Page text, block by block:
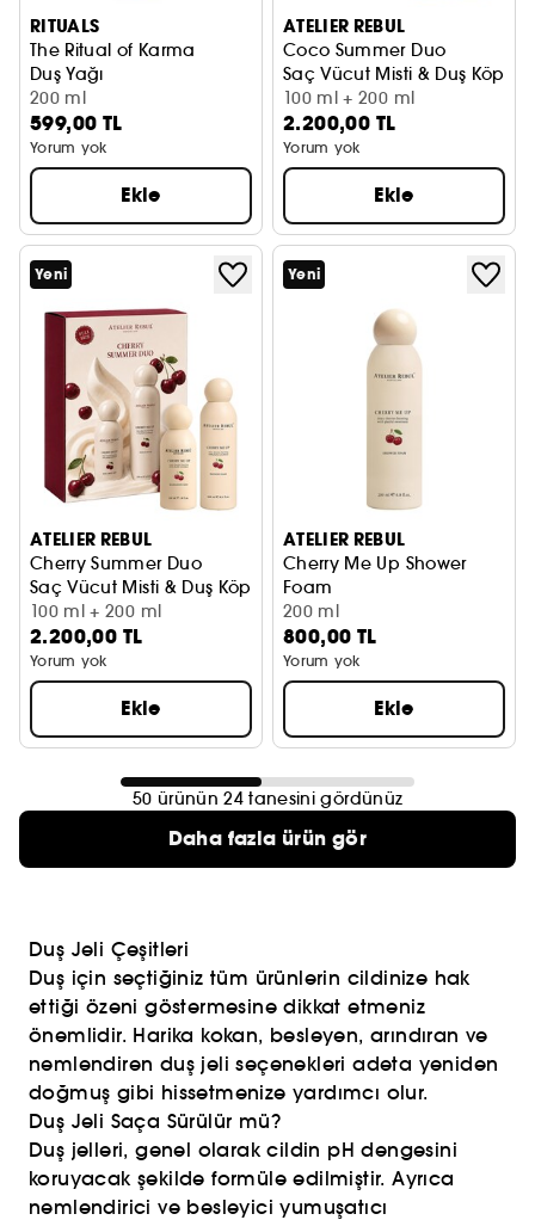
RITUALS
The Ritual of Karma
Duş Yağı
200 ml
599,00 TL
Yorum yok
Ekle
ATELIER REBUL
Coco Summer Duo
Saç Vücut Misti & Duş
100 ml + 200 ml
2.200,00 TL
Yorum yok
Ekle
Yeni
ATELIER REBUL
Cherry Summer Duo
Saç Vücut Misti & Duş Köpüğü Seti
100 ml + 200 ml
2.200,00 TL
Yorum yok
Ekle
Yeni
ATELIER REBUL
Cherry Me Up Shower
Foam
200 ml
800,00 TL
Yorum yok
Ekle
50 ürünün 24 tanesini gördünüz
Daha fazla ürün gör
Duş Jeli Çeşitleri
Duş için seçtiğiniz tüm ürünlerin cildinize hak
ettiği özeni göstermesine dikkat etmeniz
önemlidir. Harika kokan, besleyen, arındıran ve
nemlendiren duş jeli seçenekleri adeta yeniden
doğmuş gibi hissetmenize yardımcı olur.
Duş Jeli Saça Sürülür mü?
Duş jelleri, genel olarak cildin pH dengesini
koruyacak şekilde formüle edilmiştir. Ayrıca
nemlendirici ve besleyici yumuşatıcı